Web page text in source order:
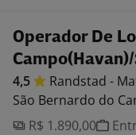
Operador De
4,5 Randstad -
São Bernardo do
R$ 1.890,00